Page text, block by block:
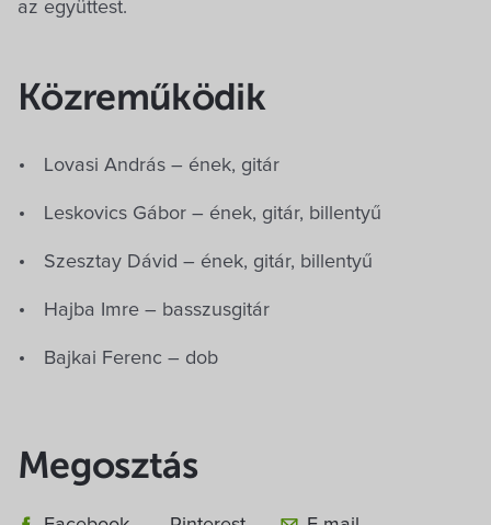
az együttest.
Közreműködik
Lovasi András – ének, gitár
Leskovics Gábor – ének, gitár, billentyű
Szesztay Dávid – ének, gitár, billentyű
Hajba Imre – basszusgitár
Bajkai Ferenc – dob
Megosztás